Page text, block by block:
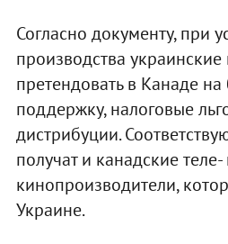
Согласно документу, при
производства
претендовать в Канаде
поддержку, налоговые
дистрибуции.
получат и канадские теле-
кинопроизводители,
Украине.